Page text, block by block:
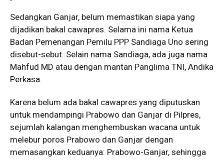
Sedangkan Ganjar, belum memastikan siapa yang
dijadikan bakal cawapres. Selama ini nama Ketua
Badan Pemenangan Pemilu PPP Sandiaga Uno sering
disebut-sebut. Selain nama Sandiaga, ada juga nama
Mahfud MD atau dengan mantan Panglima TNI, Andika
Perkasa.
Karena belum ada bakal cawapres yang diputuskan
untuk mendampingi Prabowo dan Ganjar di Pilpres,
sejumlah kalangan menghembuskan wacana untuk
melebur poros Prabowo dan Ganjar dengan
memasangkan keduanya: Prabowo-Ganjar, sehingga